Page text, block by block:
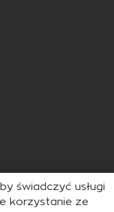
Ośrodek Kultury
Deverr
świadczyć usługi
korzystanie ze